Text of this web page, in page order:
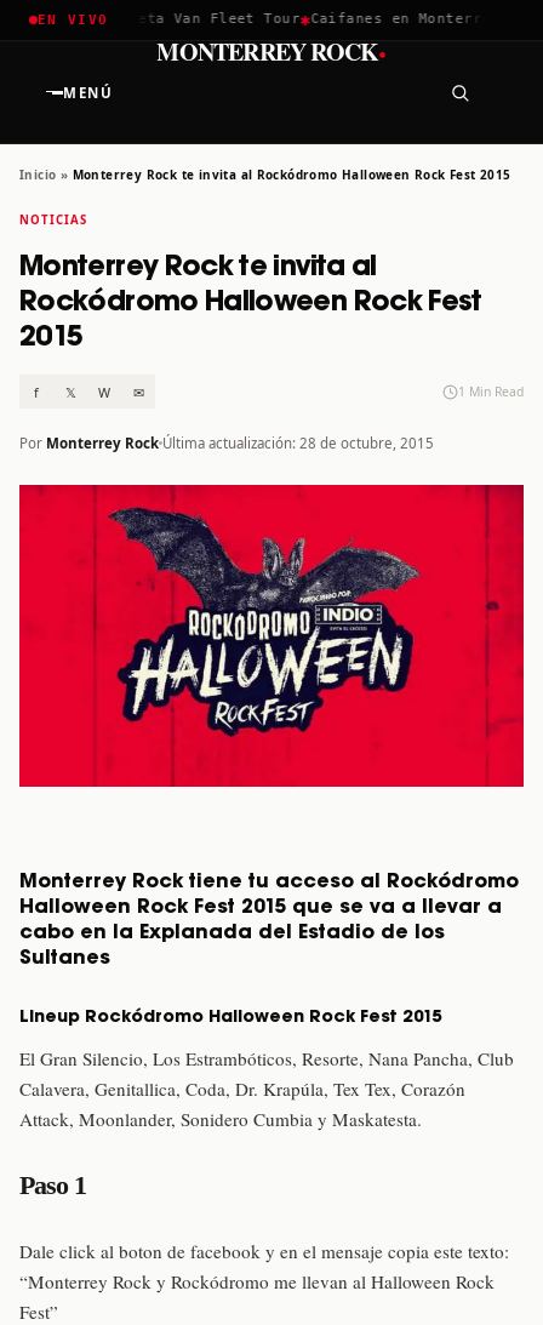
EN VIVO
2026✱Greta Van Fleet Tour✱Caifanes en Monterrey · 12
MENÚ
MONTERREY ROCK·
Inicio » Monterrey Rock te invita al Rockódromo Halloween Rock Fest 2015
NOTICIAS
Monterrey Rock te invita al
Rockódromo Halloween Rock Fest
2015
f 𝕏 W ✉ 1 Min Read
Por Monterrey Rock Última actualización: 28 de octubre, 2015
Monterrey Rock tiene tu acceso al Rockódromo
Halloween Rock Fest 2015 que se va a llevar a
cabo en la Explanada del Estadio de los
Sultanes
Lineup Rockódromo Halloween Rock Fest 2015
El Gran Silencio, Los Estrambóticos, Resorte, Nana Pancha, Club
Calavera, Genitallica, Coda, Dr. Krapúla, Tex Tex, Corazón
Attack, Moonlander, Sonidero Cumbia y Maskatesta.
Paso 1
Dale click al boton de facebook y en el mensaje copia este texto:
“Monterrey Rock y Rockódromo me llevan al Halloween Rock
Fest”